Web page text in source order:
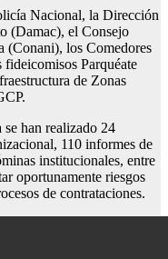
Nacional, la Dirección
(Damac), el Consejo
(Conani), los Comedores
Parquéate
de Zonas
han realizado 24
110 informes de
institucionales, entre
oportunamente riesgos
de contrataciones.